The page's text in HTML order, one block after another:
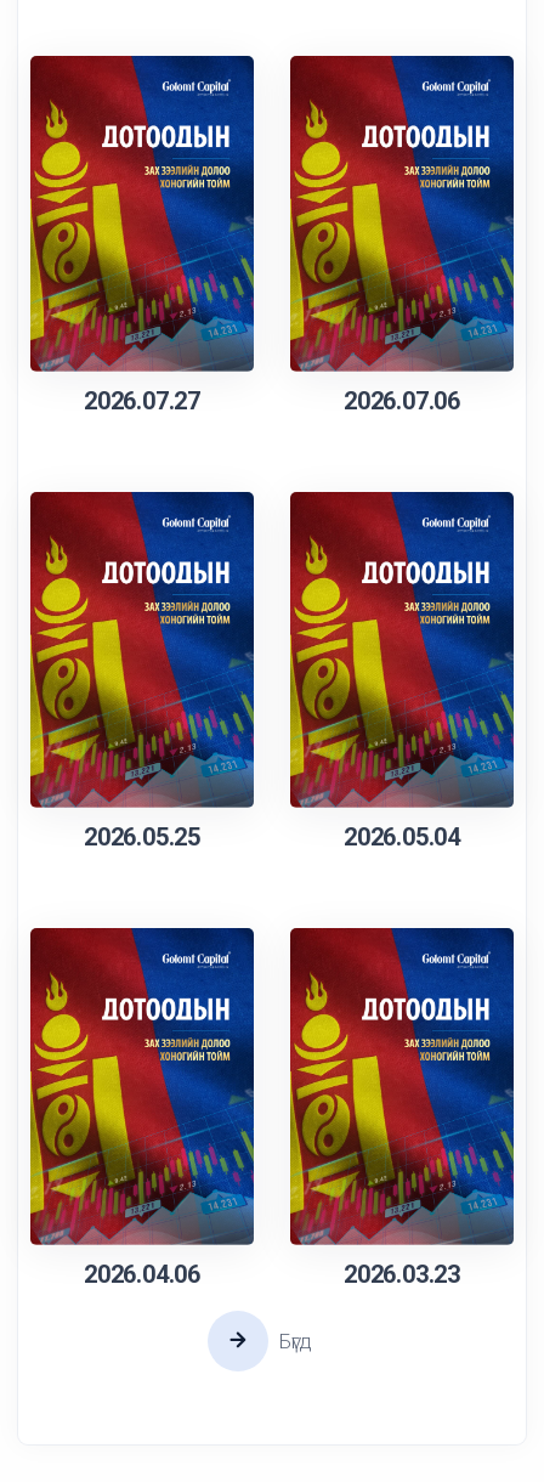
2026.07.27 2026.07.06
2026.05.25 2026.05.04
2026.04.06 2026.03.23
Бүгд